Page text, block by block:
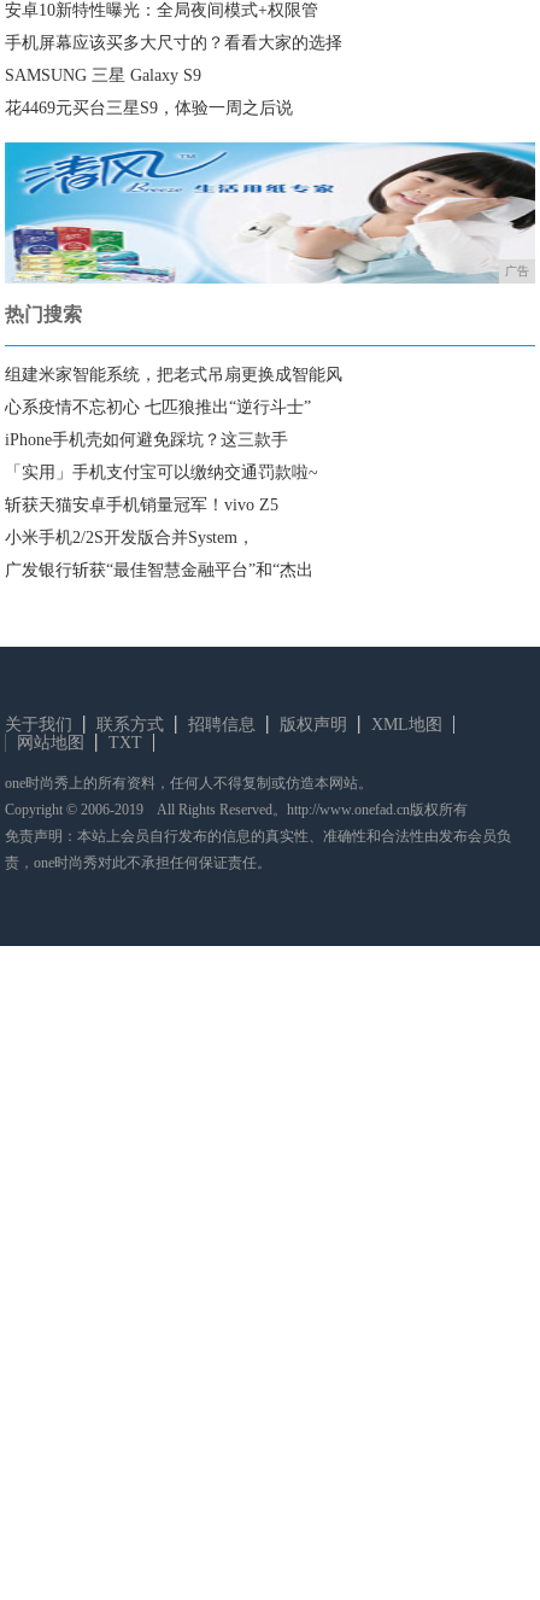
安卓10新特性曝光：全局夜间模式+权限管
手机屏幕应该买多大尺寸的？看看大家的选择
SAMSUNG 三星 Galaxy S9
花4469元买台三星S9，体验一周之后说
广告
热门搜索
组建米家智能系统，把老式吊扇更换成智能风
心系疫情不忘初心 七匹狼推出“逆行斗士”
iPhone手机壳如何避免踩坑？这三款手
「实用」手机支付宝可以缴纳交通罚款啦~
斩获天猫安卓手机销量冠军！vivo Z5
小米手机2/2S开发版合并System，
广发银行斩获“最佳智慧金融平台”和“杰出
关于我们 联系方式 招聘信息 版权声明
XML地图
网站地图
TXT
one时尚秀上的所有资料，任何人不得复制或仿造本网站。
Copyright © 2006-2019 All Rights Reserved。http://www.onefad.cn版权所有
免责声明：本站上会员自行发布的信息的真实性、准确性和合法性由发布会员负
责，one时尚秀对此不承担任何保证责任。